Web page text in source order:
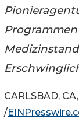
Programmen
CARLSBAD,
/